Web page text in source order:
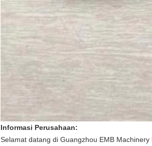
Informasi Perusahaan:
Selamat datang di Guangzhou EMB